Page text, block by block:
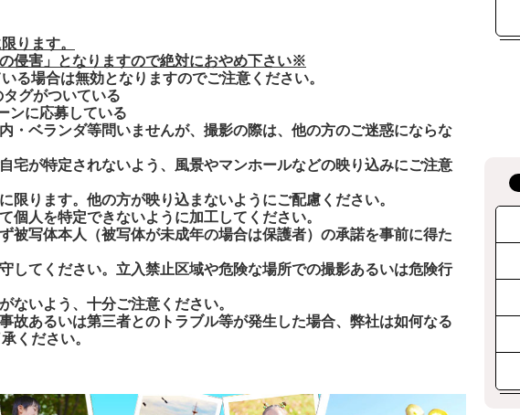
ります。
侵害」となりますので絶対におやめ下さい※
る場合は無効となりますのでご注意ください。
グがついている
ンに応募している
・ベランダ等問いませんが、撮影の際は、他の方のご迷惑にならな
宅が特定されないよう、風景やマンホールなどの映り込みにご注意
ります。他の方が映り込まないようにご配慮ください。
人を特定できないように加工してください。
被写体本人（被写体が未成年の場合は保護者）の承諾を事前に得た
してください。立入禁止区域や危険な場所での撮影あるいは危険行
ないよう、十分ご注意ください。
故あるいは第三者とのトラブル等が発生した場合、弊社は如何なる
ください。